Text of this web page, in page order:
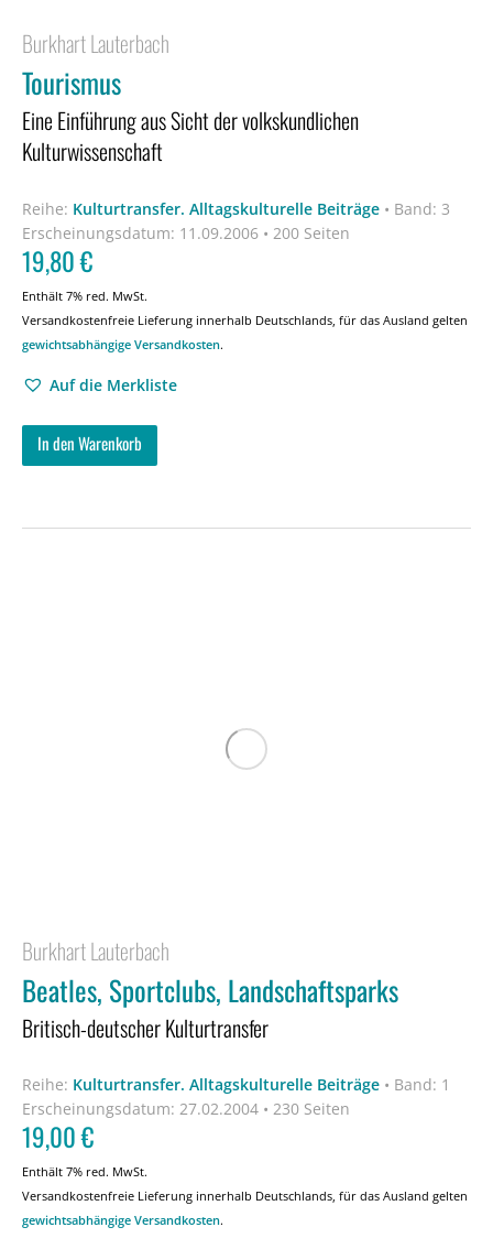
Burkhart Lauterbach
Tourismus
Eine Einführung aus Sicht der volkskundlichen
Kulturwissenschaft
Reihe: Kulturtransfer. Alltagskulturelle Beiträge • Band: 3
Erscheinungsdatum: 11.09.2006 • 200 Seiten
19,80€
Enthält 7% red. MwSt.
Versandkostenfreie Lieferung innerhalb Deutschlands, für das Ausland gelten
gewichtsabhängige Versandkosten.
Auf die Merkliste
In den Warenkorb
Burkhart Lauterbach
Beatles, Sportclubs, Landschaftsparks
Britisch-deutscher Kulturtransfer
Reihe: Kulturtransfer. Alltagskulturelle Beiträge • Band: 1
Erscheinungsdatum: 27.02.2004 • 230 Seiten
19,00€
Enthält 7% red. MwSt.
Versandkostenfreie Lieferung innerhalb Deutschlands, für das Ausland gelten
gewichtsabhängige Versandkosten.